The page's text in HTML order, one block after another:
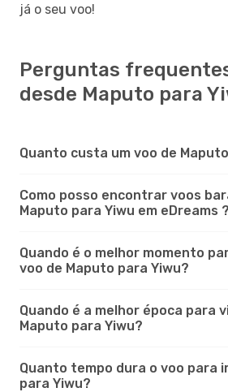
já o seu voo!
Perguntas
desde Maputo para
Quanto custa um voo de
Como posso encontrar voos
Maputo para Yiwu em eDreams ?
Quando é o melhor momento
voo de Maputo para Yiwu?
Quando é a melhor época para
Maputo para Yiwu?
Quanto tempo dura o voo para
para Yiwu?